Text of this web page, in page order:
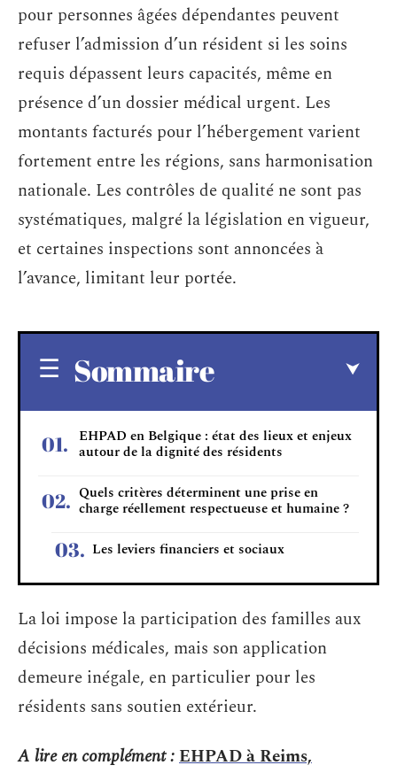
pour personnes âgées dépendantes peuvent
refuser l’admission d’un résident si les soins
requis dépassent leurs capacités, même en
présence d’un dossier médical urgent. Les
montants facturés pour l’hébergement varient
fortement entre les régions, sans harmonisation
nationale. Les contrôles de qualité ne sont pas
systématiques, malgré la législation en vigueur,
et certaines inspections sont annoncées à
l’avance, limitant leur portée.
Sommaire
EHPAD en Belgique : état des lieux et enjeux
autour de la dignité des résidents
Quels critères déterminent une prise en
charge réellement respectueuse et humaine ?
Les leviers financiers et sociaux
La loi impose la participation des familles aux
décisions médicales, mais son application
demeure inégale, en particulier pour les
résidents sans soutien extérieur.
A lire en complément :EHPAD à Reims,